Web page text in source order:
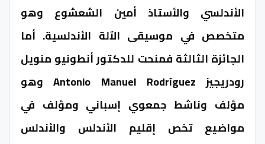
الأندلسي والأستاذ أمين الشعشوع وهو
متخصص في موسيقى الآلة الأندلسية. أما
الجائزة الثالثة فمنحت للدكتور أنطونيو منويل
رودريجيز Antonio Manuel Rodríguez وهو
مؤلف وناشط جمعوي إسباني ومؤلف في
مواضيع تخص إقليم الأندلس والأندلس